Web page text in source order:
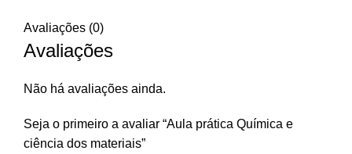
Avaliações (0)
Avaliações
Não há avaliações ainda.
Seja o primeiro a avaliar “Aula prática Química e
ciência dos materiais”